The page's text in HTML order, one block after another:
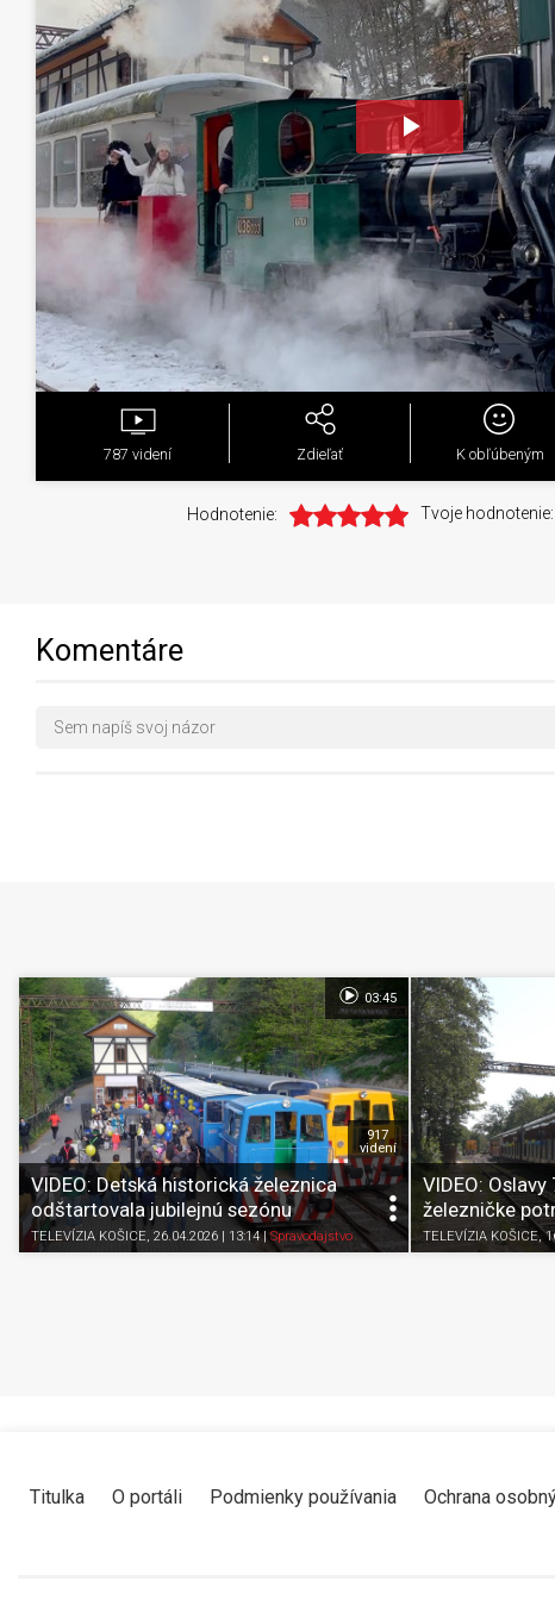
Play
Video
787videní Zdieľať K obľúbeným
Hodnotenie: Tvoje hodnotenie:
Komentáre
VIDEO: Detská historická železnica
odštartovala jubilejnú sezónu
TELEVÍZIA KOŠICE, 26.04.2026 | 13:14|Spravodajstvo
917
videní
03:45
VIDEO:
železničke
TELEVÍZIA KOŠICE,
Titulka O portáli Podmienky používania Ochrana